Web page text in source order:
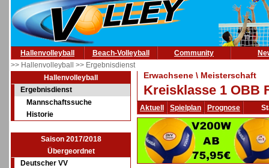
Hallenvolleyball Beach-Volleyball Community
>> Hallenvolleyball >> Ergebnisdienst
Hallenvolleyball
Ergebnisdienst
Mannschaftssuche
Historie
Saison 2017/2018
Übergeordnet
Deutscher VV
Erwachsene \ Meisterschaft
Kreisklasse 1 OBB
Aktuell Spielplan Prognose